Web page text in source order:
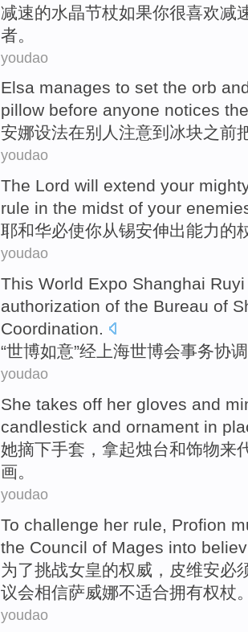
减速的水晶节杖如果你很喜欢减
者。
youdao
Elsa manages to set the orb
pillow before anyone notices
安娜设法在别人 注意到冰块之前
youdao
The Lord will extend your
rule in the midst of your
耶和华必使你从锡安伸出能力的
youdao
This World Expo Shanghai Ruyi
authorization of the Bureau of
Coordination.
“世博如意”经 上海世博会事务协
youdao
She takes off her gloves and
candlestick and ornament in
她摘下手套， 拿起烛台和饰物来
画。
youdao
To challenge her rule, Profion
the Council of Mages into
为了挑战女皇的权威， 皮维安必
议会相信萨威娜不适合拥有权杖
youdao